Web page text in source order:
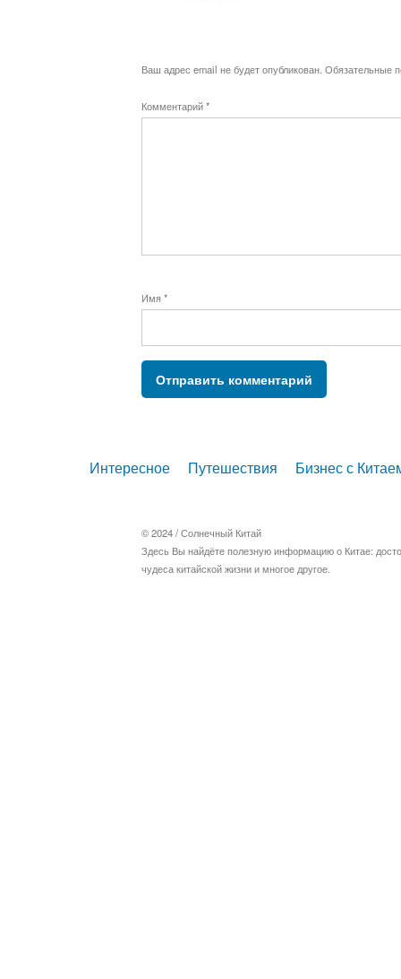
Ваш адрес email не будет опубликован. Обязательные
Комментарий*
Имя*
Интересное Путешествия Бизнес с
© 2024 /Солнечный Китай
Здесь Вы найдёте полезную информацию о Китае:
чудеса китайской жизни и многое другое.